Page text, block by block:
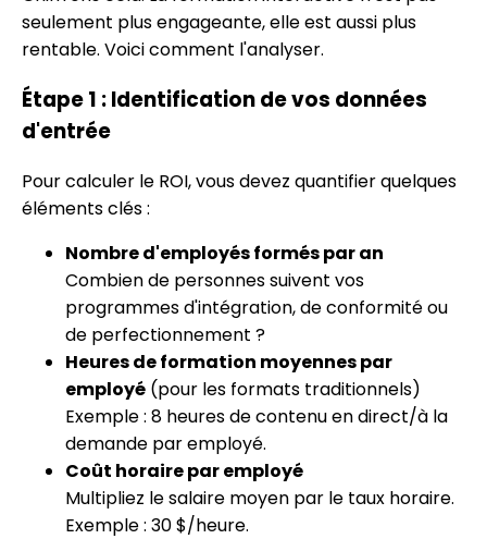
seulement plus engageante, elle est aussi plus
rentable. Voici comment l'analyser.
Étape 1 : Identification de vos données
d'entrée
Pour calculer le ROI, vous devez quantifier quelques
éléments clés :
Nombre d'employés formés par an
Combien de personnes suivent vos
programmes d'intégration, de conformité ou
de perfectionnement ?
Heures de formation moyennes par
employé (pour les formats traditionnels)
Exemple : 8 heures de contenu en direct/à la
demande par employé.
Coût horaire par employé
Multipliez le salaire moyen par le taux horaire.
Exemple : 30 $/heure.